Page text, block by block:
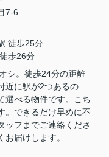
7-6
徒歩25分
歩26分
シ。徒歩24分の距離
近に駅が2つあるの
選べる物件です。こち
。できるだけ早めに不
ッフまでご連絡くださ
届けします。